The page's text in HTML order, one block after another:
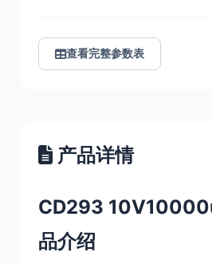
查看完整参数表
产品详情
CD293
品介绍